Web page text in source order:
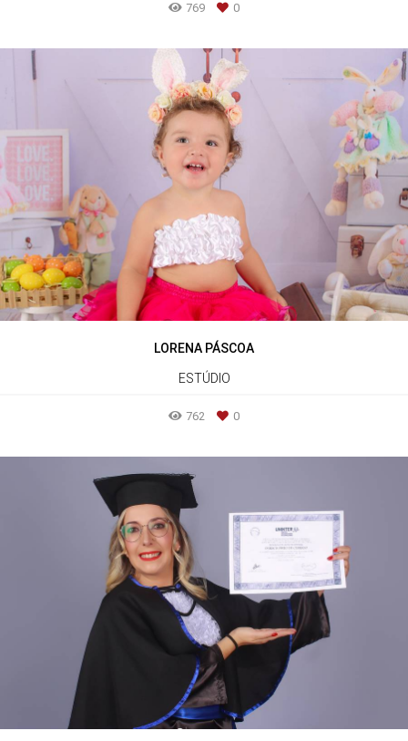
769 0
LORENA PÁSCOA
ESTÚDIO
762 0